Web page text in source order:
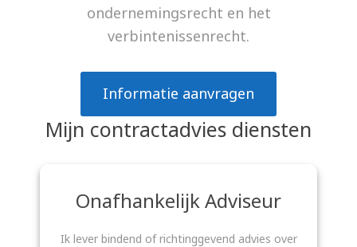
ondernemingsrecht en het
verbintenissenrecht.
Informatie aanvragen
Mijn contractadvies diensten
Onafhankelijk Adviseur
Ik lever bindend of richtinggevend advies over